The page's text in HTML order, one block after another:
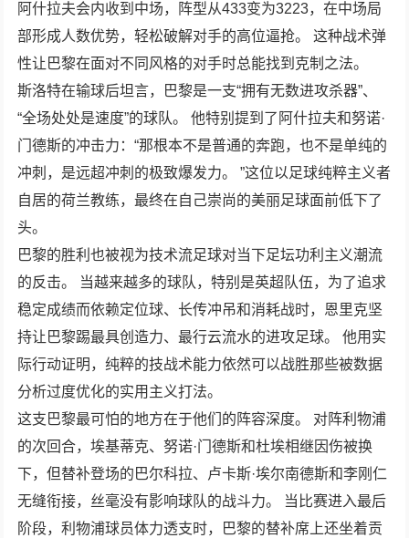
阿什拉夫会内收到中场，阵型从433变为3223，在中场局
部形成人数优势，轻松破解对手的高位逼抢。 这种战术弹
性让巴黎在面对不同风格的对手时总能找到克制之法。
斯洛特在输球后坦言，巴黎是一支“拥有无数进攻杀器”、
“全场处处是速度”的球队。 他特别提到了阿什拉夫和努诺·
门德斯的冲击力：“那根本不是普通的奔跑，也不是单纯的
冲刺，是远超冲刺的极致爆发力。 ”这位以足球纯粹主义者
自居的荷兰教练，最终在自己崇尚的美丽足球面前低下了
头。
巴黎的胜利也被视为技术流足球对当下足坛功利主义潮流
的反击。 当越来越多的球队，特别是英超队伍，为了追求
稳定成绩而依赖定位球、长传冲吊和消耗战时，恩里克坚
持让巴黎踢最具创造力、最行云流水的进攻足球。 他用实
际行动证明，纯粹的技战术能力依然可以战胜那些被数据
分析过度优化的实用主义打法。
这支巴黎最可怕的地方在于他们的阵容深度。 对阵利物浦
的次回合，埃基蒂克、努诺·门德斯和杜埃相继因伤被换
下，但替补登场的巴尔科拉、卢卡斯·埃尔南德斯和李刚仁
无缝衔接，丝毫没有影响球队的战斗力。 当比赛进入最后
阶段，利物浦球员体力透支时，巴黎的替补席上还坐着贡